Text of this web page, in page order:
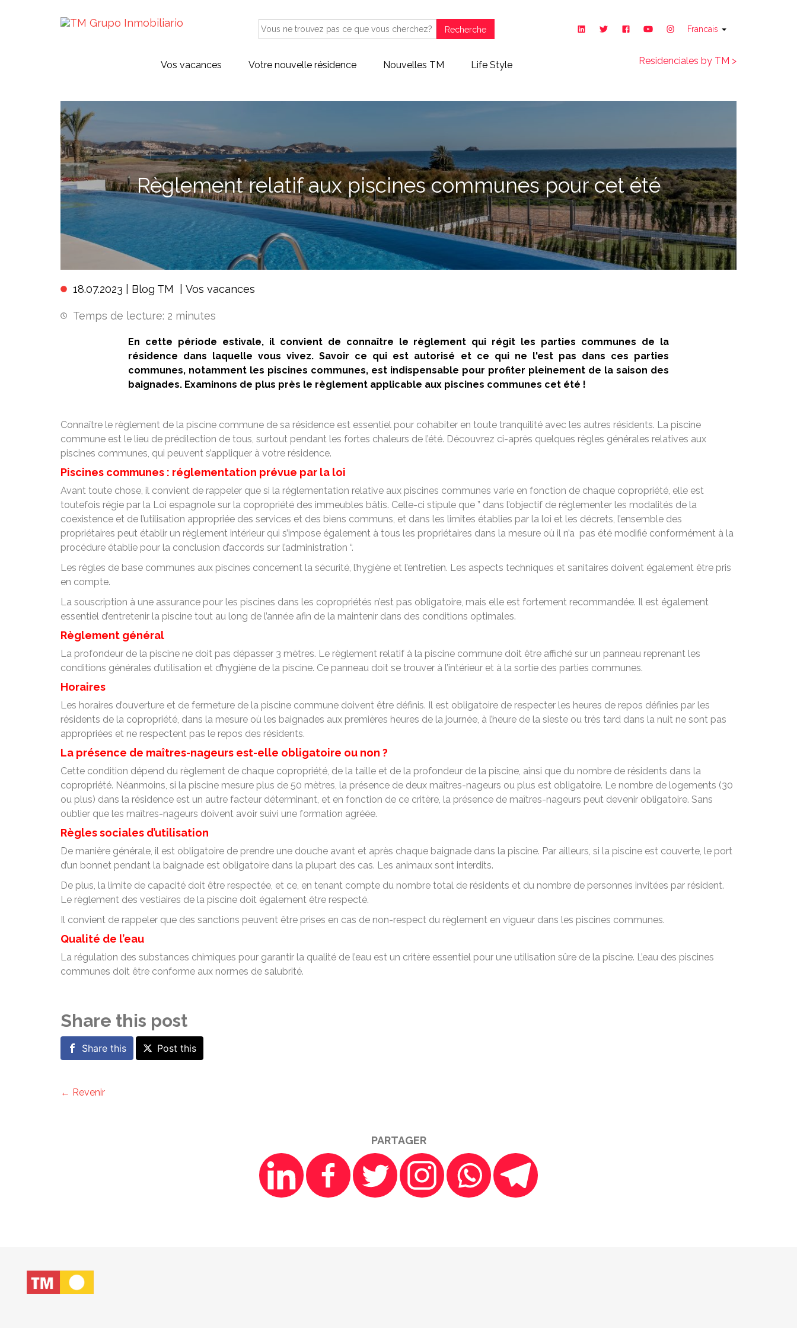
Recherche Francais
Vos vacances Votre nouvelle résidence Nouvelles TM Life Style Residenciales by TM >
Règlement relatif aux piscines communes pour cet été
18.07.2023 | Blog TM Vos vacances
Temps de lecture: 2 minutes
En cette période estivale, il convient de connaître le règlement qui régit les parties communes de la
résidence dans laquelle vous vivez. Savoir ce qui est autorisé et ce qui ne l'est pas dans ces parties
communes, notamment les piscines communes, est indispensable pour profiter pleinement de la saison des
baignades. Examinons de plus près le règlement applicable aux piscines communes cet été !
Connaître le règlement de la piscine commune de sa résidence est essentiel pour cohabiter en toute tranquilité avec les autres résidents. La piscine
commune est le lieu de prédilection de tous, surtout pendant les fortes chaleurs de l’été. Découvrez ci-après quelques règles générales relatives aux
piscines communes, qui peuvent s’appliquer à votre résidence.
Piscines communes : réglementation prévue par la loi
Avant toute chose, il convient de rappeler que si la réglementation relative aux piscines communes varie en fonction de chaque copropriété, elle est
toutefois régie par la Loi espagnole sur la copropriété des immeubles bâtis. Celle-ci stipule que ” dans l’objectif de réglementer les modalités de la
coexistence et de l’utilisation appropriée des services et des biens communs, et dans les limites établies par la loi et les décrets, l’ensemble des
propriétaires peut établir un règlement intérieur qui s’impose également à tous les propriétaires dans la mesure où il n’a pas été modifié conformément à la
procédure établie pour la conclusion d’accords sur l’administration “.
Les règles de base communes aux piscines concernent la sécurité, l’hygiène et l’entretien. Les aspects techniques et sanitaires doivent également être pris
en compte.
La souscription à une assurance pour les piscines dans les copropriétés n’est pas obligatoire, mais elle est fortement recommandée. Il est également
essentiel d’entretenir la piscine tout au long de l’année afin de la maintenir dans des conditions optimales.
Règlement général
La profondeur de la piscine ne doit pas dépasser 3 mètres. Le règlement relatif à la piscine commune doit être affiché sur un panneau reprenant les
conditions générales d’utilisation et d’hygiène de la piscine. Ce panneau doit se trouver à l’intérieur et à la sortie des parties communes.
Horaires
Les horaires d’ouverture et de fermeture de la piscine commune doivent être définis. Il est obligatoire de respecter les heures de repos définies par les
résidents de la copropriété, dans la mesure où les baignades aux premières heures de la journée, à l’heure de la sieste ou très tard dans la nuit ne sont pas
appropriées et ne respectent pas le repos des résidents.
La présence de maîtres-nageurs est-elle obligatoire ou non ?
Cette condition dépend du règlement de chaque copropriété, de la taille et de la profondeur de la piscine, ainsi que du nombre de résidents dans la
copropriété. Néanmoins, si la piscine mesure plus de 50 mètres, la présence de deux maîtres-nageurs ou plus est obligatoire. Le nombre de logements (30
ou plus) dans la résidence est un autre facteur déterminant, et en fonction de ce critère, la présence de maîtres-nageurs peut devenir obligatoire. Sans
oublier que les maîtres-nageurs doivent avoir suivi une formation agréée.
Règles sociales d’utilisation
De manière générale, il est obligatoire de prendre une douche avant et après chaque baignade dans la piscine. Par ailleurs, si la piscine est couverte, le port
d’un bonnet pendant la baignade est obligatoire dans la plupart des cas. Les animaux sont interdits.
De plus, la limite de capacité doit être respectée, et ce, en tenant compte du nombre total de résidents et du nombre de personnes invitées par résident.
Le règlement des vestiaires de la piscine doit également être respecté.
Il convient de rappeler que des sanctions peuvent être prises en cas de non-respect du règlement en vigueur dans les piscines communes.
Qualité de l’eau
La régulation des substances chimiques pour garantir la qualité de l’eau est un critère essentiel pour une utilisation sûre de la piscine. L’eau des piscines
communes doit être conforme aux normes de salubrité.
Share this post
Share this Post this
← Revenir
PARTAGER